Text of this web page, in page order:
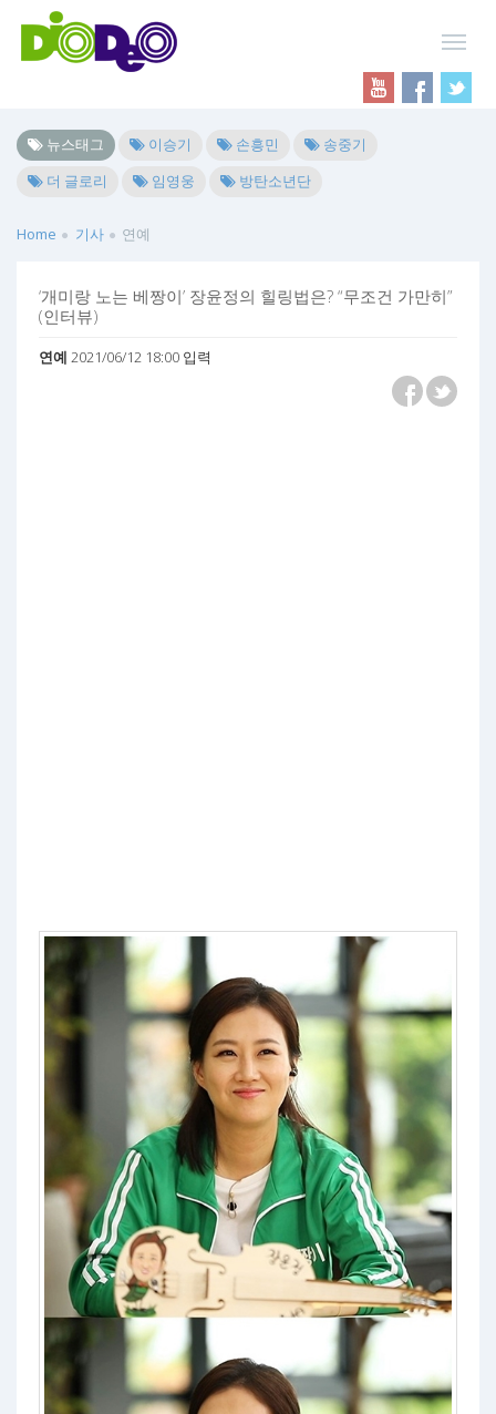
뉴스태그 이승기 손흥민
송중기
더 글로리
임영웅 방탄소년단
Home 기사 연예
‘개미랑 노는 베짱이’ 장윤정의 힐링법은? “무조건 가만히”
(인터뷰)
연예 2021/06/12 18:00 입력